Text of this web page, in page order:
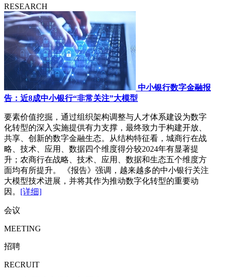
RESEARCH
中小银行数字金融报
告：近8成中小银行“非常关注”大模型
要素价值挖掘，通过组织架构调整与人才体系建设为数字
化转型的深入实施提供有力支撑，最终致力于构建开放、
共享、创新的数字金融生态。从结构特征看，城商行在战
略、技术、应用、数据四个维度得分较2024年有显著提
升；农商行在战略、技术、应用、数据和生态五个维度方
面均有所提升。 《报告》强调，越来越多的中小银行关注
大模型技术进展，并将其作为推动数字化转型的重要动
因。 [详细]
会议
MEETING
招聘
RECRUIT